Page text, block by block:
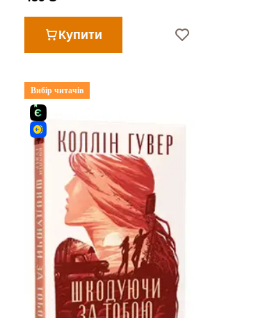
Купити
Вибір читачів